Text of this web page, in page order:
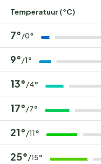
Temperatuur (°C)
7° /0°
9° /1°
13° /4°
17° /7°
21° /11°
25° /15°